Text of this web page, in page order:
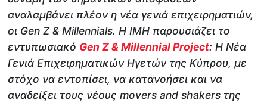
αναλαμβάνει πλέον η νέα γενιά επιχειρηματιών,
οι Gen Z & Millennials. Η IMH παρουσιάζει το
εντυπωσιακό Gen Z & Millennial Project: Η Νέα
Γενιά Επιχειρηματικών Ηγετών της Κύπρου, με
στόχο να εντοπίσει, να κατανοήσει και να
αναδείξει τους νέους movers and shakers της